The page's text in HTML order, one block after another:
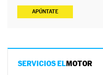
APÚNTATE
SERVICIOS ELMOTOR